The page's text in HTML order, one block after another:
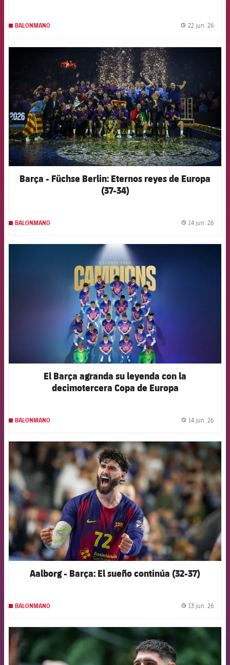
BALONMANO 22 jun. 26
FCB Barcelona badge
Barça - Füchse Berlin: Eternos reyes de Europa
(37-34)
BALONMANO 14 jun. 26
FCB Barcelona badge
El Barça agranda su leyenda con la
decimotercera Copa de Europa
BALONMANO 14 jun. 26
FCB Barcelona badge
Aalborg - Barça: El sueño continúa (32-37)
BALONMANO 13 jun. 26
FCB Barcelona badge